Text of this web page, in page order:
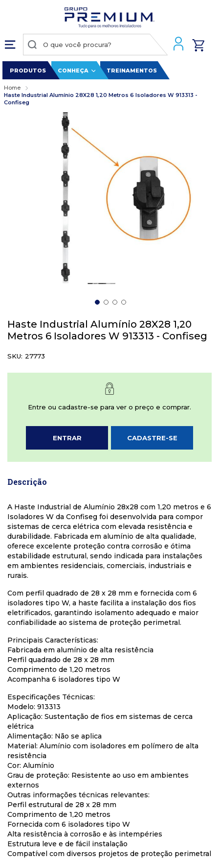
PRODUTOS CONHEÇA TREINAMENTOS
Home
Haste Industrial Alumínio 28X28 1,20 Metros 6 Isoladores W 913313 -
Confiseg
para
o
início
da
de
Haste Industrial Alumínio 28X28 1,20
Metros 6 Isoladores W 913313 - Confiseg
SKU 27773
Entre ou cadastre-se para ver o preço e comprar.
ENTRAR CADASTRE-SE
Descrição
A Haste Industrial de Alumínio 28x28 com 1,20 metros e 6
Isoladores W da Confiseg foi desenvolvida para compor
sistemas de cerca elétrica com elevada resistência e
durabilidade. Fabricada em alumínio de alta qualidade,
oferece excelente proteção contra corrosão e ótima
estabilidade estrutural, sendo indicada para instalações
em ambientes residenciais, comerciais, industriais e
rurais.
Com perfil quadrado de 28 x 28 mm e fornecida com 6
isoladores tipo W, a haste facilita a instalação dos fios
eletrificados, garantindo isolamento adequado e maior
confiabilidade ao sistema de proteção perimetral.
Principais Características:
Fabricada em alumínio de alta resistência
Perfil quadrado de 28 x 28 mm
Comprimento de 1,20 metros
Acompanha 6 isoladores tipo W
Especificações Técnicas:
Modelo: 913313
Aplicação: Sustentação de fios em sistemas de cerca
elétrica
Alimentação: Não se aplica
Material: Alumínio com isoladores em polímero de alta
resistência
Cor: Alumínio
Grau de proteção: Resistente ao uso em ambientes
externos
Outras informações técnicas relevantes:
Perfil estrutural de 28 x 28 mm
Comprimento de 1,20 metros
Fornecida com 6 isoladores tipo W
Alta resistência à corrosão e às intempéries
Estrutura leve e de fácil instalação
Compatível com diversos projetos de proteção perimetral